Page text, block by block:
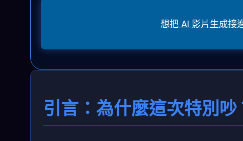
想把 AI 影片生成接
引言：為什麼這次特別吵